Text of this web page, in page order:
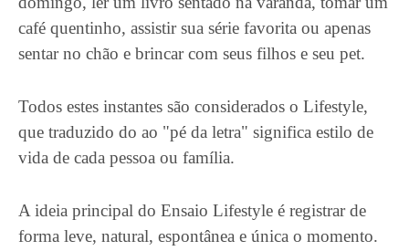
café quentinho, assistir sua série favorita ou apenas
sentar no chão e brincar com seus filhos e seu pet.
Todos estes instantes são considerados o Lifestyle,
que traduzido do ao "pé da letra" significa estilo de
vida de cada pessoa ou família.
A ideia principal do Ensaio Lifestyle é registrar de
forma leve, natural, espontânea e única o momento.